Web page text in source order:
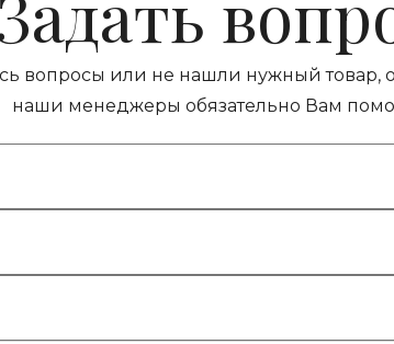
вопросы или не нашли нужный товар,
наши менеджеры обязательно Вам